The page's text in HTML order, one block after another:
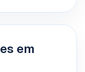
em